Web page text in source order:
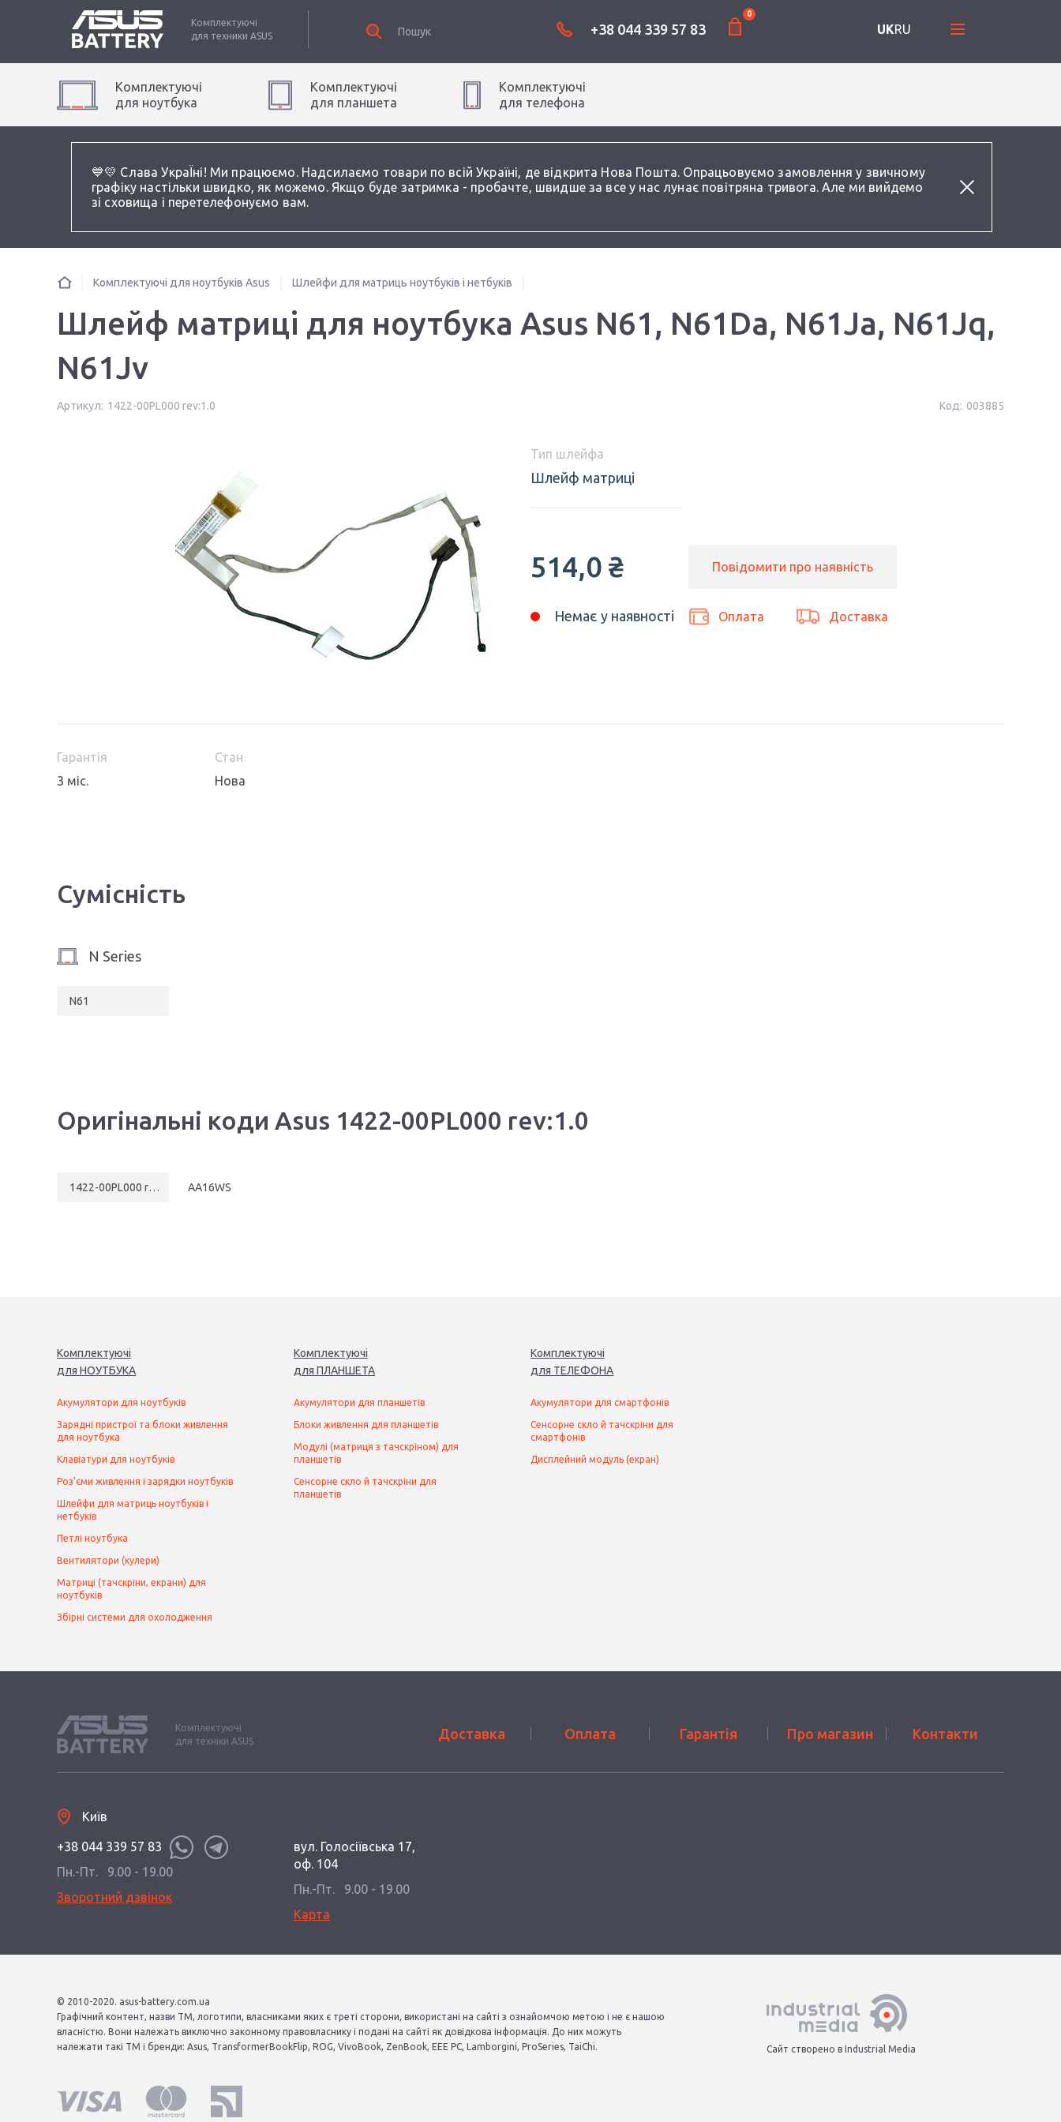
💙💛 Слава УкраЇні! Ми працюємо. Надсилаємо товари по всій Україні, де відкрита Нова Пошта. Опрацьовуємо замовлення у звичному
графіку настільки швидко, як можемо. Якщо буде затримка - пробачте, швидше за все у нас лунає повітряна тривога. Але ми вийдемо
зі сховища і перетелефонуємо вам.
Комплектуючі
для техники ASUS +38 044 339 57 83
0
UKRU
Комплектуючі
для ноутбука
Комплектуючі
для планшета
Комплектуючі
для телефона
Комплектуючі для ноутбуків Asus Шлейфи для матриць ноутбуків і нетбуків
Шлейф матриці для ноутбука Asus N61, N61Da, N61Ja, N61Jq,
N61Jv
Артикул: 1422-00PL000 rev:1.0 Код: 003885
Тип шлейфа
Шлейф матриці
514,0 ₴
Немає у наявності
Повідомити про наявність
Оплата Доставка
Гарантія
3 міс.
Стан
Нова
Сумісність
N Series
N61
Оригінальні коди Asus 1422-00PL000 rev:1.0
1422-00PL000 rev:1.0 AA16WS
Комплектуючі
для НОУТБУКА
Акумулятори для ноутбуків
Зарядні пристрої та блоки живлення
для ноутбука
Клавіатури для ноутбуків
Роз'єми живлення і зарядки ноутбуків
Шлейфи для матриць ноутбуків і
нетбуків
Петлі ноутбука
Вентилятори (кулери)
Матриці (тачскріни, екрани) для
ноутбуків
Збірні системи для охолодження
Комплектуючі
для ПЛАНШЕТА
Акумулятори для планшетів
Блоки живлення для планшетів
Модулі (матриця з тачскріном) для
планшетів
Сенсорне скло й тачскріни для
планшетів
Комплектуючі
для ТЕЛЕФОНА
Акумулятори для смартфонів
Сенсорне скло й тачскріни для
смартфонів
Дисплейний модуль (екран)
Комплектуючі
для техніки ASUS
Доставка Оплата Гарантія Про магазин Контакти
Київ
+38 044 339 57 83
Пн.-Пт.
9.00 - 19.00
Зворотний дзвінок
вул. Голосіївська 17,
оф. 104
Пн.-Пт.
9.00 - 19.00
Карта
© 2010-2020. asus-battery.com.ua
Графічний контент, назви ТМ, логотипи, власниками яких є треті сторони, використані на сайті з ознайомчою метою і не є нашою
власністю. Вони належать виключно законному правовласнику і подані на сайті як довідкова інформація. До них можуть
належати такі ТМ і бренди: Asus, TransformerBookFlip, ROG, VivoBook, ZenBook, EEE PC, Lamborgini, ProSeries, TaiChi.
Сайт створено в Industrial Media